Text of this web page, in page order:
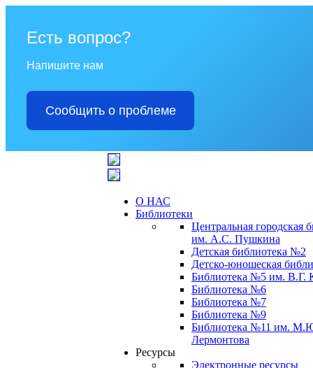
Есть вопрос?
Напишите нам
Сообщить о проблеме
О НАС
Библиотеки
Центральная городская
им. А.С. Пушкина
Детская библиотека №2
Детско-юношеская
Библиотека №5 им. В.Г.
Библиотека №6
Библиотека №7
Библиотека №9
Библиотека №11 им.
Лермонтова
Ресурсы
Электронные ресурсы